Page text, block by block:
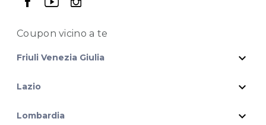
Coupon vicinoa te
Friuli Venezia Giulia expand_more
Lazio expand_more
Lombardia expand_more